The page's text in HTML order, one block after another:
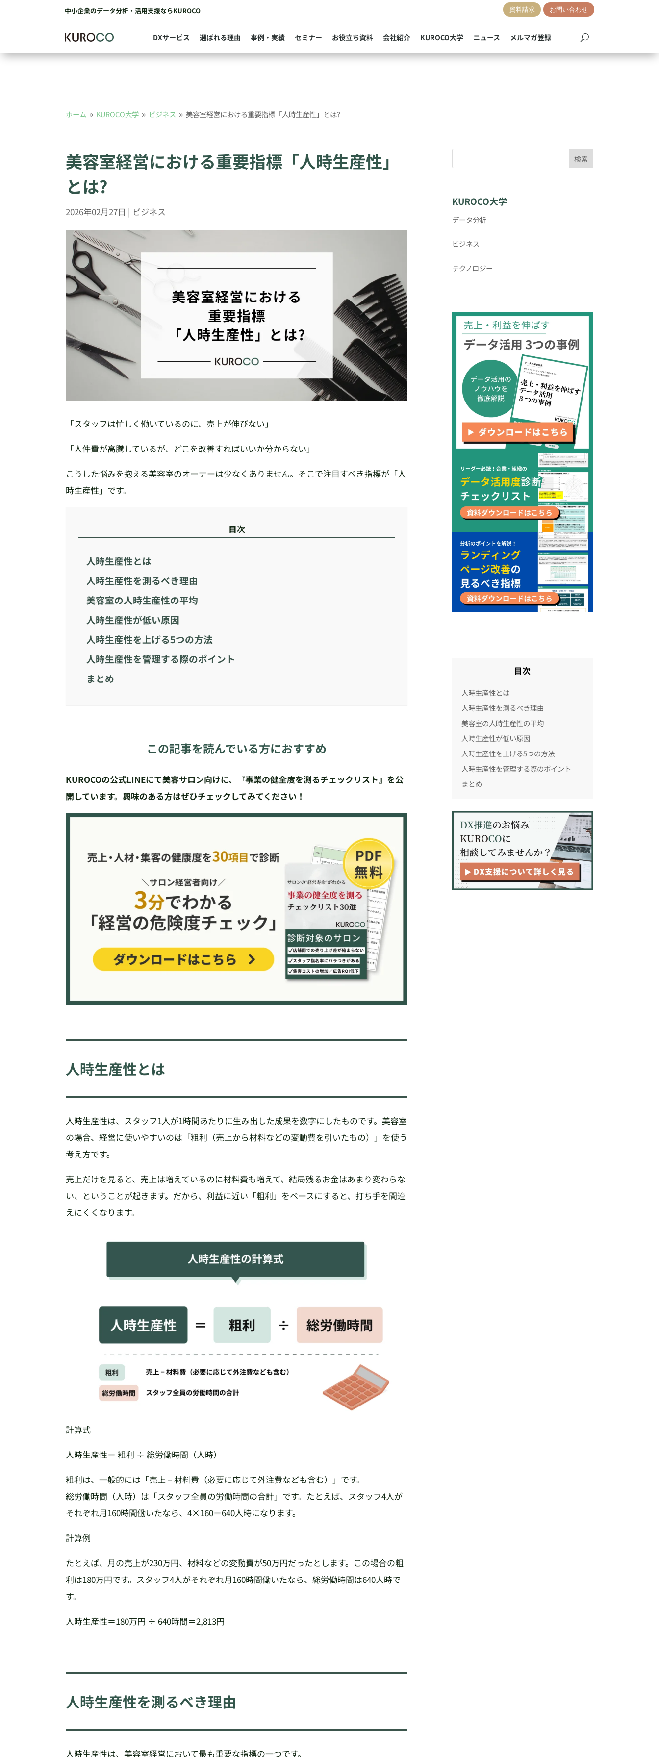
中小企業のデータ分析・活用支援ならKUROCO 資料請求 お問い合わせ
DXサービス 選ばれる理由 事例・実績 セミナー お役立ち資料 会社紹介 KUROCO大学 ニュース メルマガ登録
ホーム 9 KUROCO大学 9 ビジネス 9 美容室経営における重要指標「人時生産性」とは?
美容室経営における重要指標「人時生産性」
とは?
2026年02月27日 | ビジネス
「スタッフは忙しく働いているのに、売上が伸びない」
「人件費が高騰しているが、どこを改善すればいいか分からない」
こうした悩みを抱える美容室のオーナーは少なくありません。そこで注目すべき指標が「人
時生産性」です。
目次
人時生産性とは
人時生産性を測るべき理由
美容室の人時生産性の平均
人時生産性が低い原因
人時生産性を上げる5つの方法
人時生産性を管理する際のポイント
まとめ
この記事を読んでいる方におすすめ
KUROCOの公式LINEにて美容サロン向けに、『事業の健全度を測るチェックリスト』を公
開しています。興味のある方はぜひチェックしてみてください！
人時生産性とは
人時生産性は、スタッフ1人が1時間あたりに生み出した成果を数字にしたものです。美容室
の場合、経営に使いやすいのは「粗利（売上から材料などの変動費を引いたもの）」を使う
考え方です。
売上だけを見ると、売上は増えているのに材料費も増えて、結局残るお金はあまり変わらな
い、ということが起きます。だから、利益に近い「粗利」をベースにすると、打ち手を間違
えにくくなります。
計算式
人時生産性＝ 粗利 ÷ 総労働時間（人時）
粗利は、一般的には「売上 − 材料費（必要に応じて外注費なども含む）」です。
総労働時間（人時）は「スタッフ全員の労働時間の合計」です。たとえば、スタッフ4人が
それぞれ月160時間働いたなら、4×160＝640人時になります。
計算例
たとえば、月の売上が230万円、材料などの変動費が50万円だったとします。この場合の粗
利は180万円です。スタッフ4人がそれぞれ月160時間働いたなら、総労働時間は640人時で
す。
人時生産性＝180万円 ÷ 640時間＝2,813円
人時生産性を測るべき理由
人時生産性は、美容室経営において最も重要な指標の一つです。
検索
KUROCO大学
データ分析
ビジネス
テクノロジー
目次
人時生産性とは
人時生産性を測るべき理由
美容室の人時生産性の平均
人時生産性が低い原因
人時生産性を上げる5つの方法
人時生産性を管理する際のポイント
まとめ